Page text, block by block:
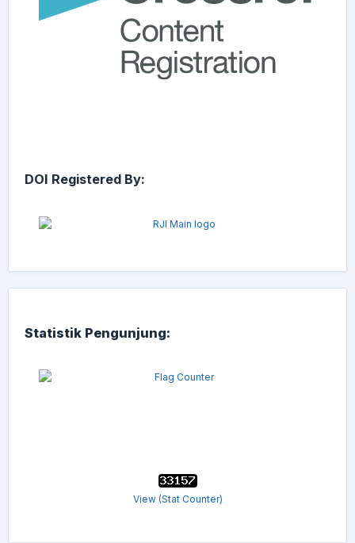
DOI Registered By:
Statistik Pengunjung:
View (Stat Counter)